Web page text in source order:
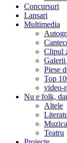
Concursuri
Lansari
Multimedia
Clipul
Piese
Top
video-
Nu e folk,
Altele
Muzica
Teatru